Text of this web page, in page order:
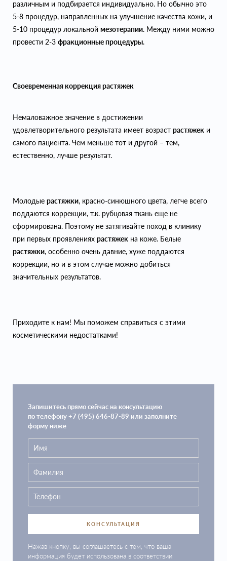
различным и подбирается индивидуально. Но обычно это
5-8 процедур, направленных на улучшение качества кожи, и
5-10 процедур локальной мезотерапии. Между ними можно
провести 2-3 фракционные процедуры.
Своевременная коррекция растяжек
Немаловажное значение в достижении
удовлетворительного результата имеет возраст растяжек и
самого пациента. Чем меньше тот и другой – тем,
естественно, лучше результат.
Молодые растяжки, красно-синюшного цвета, легче всего
поддаются коррекции, т.к. рубцовая ткань еще не
сформирована. Поэтому не затягивайте поход в клинику
при первых проявлениях растяжек на коже. Белые
растяжки, особенно очень давние, хуже поддаются
коррекции, но и в этом случае можно добиться
значительных результатов.
Приходите к нам! Мы поможем справиться с этими
косметическими недостатками!
Запишитесь прямо сейчас на консультацию
по телефону +7 (495) 646-87-89 или заполните
форму ниже
КОНСУЛЬТАЦИЯ
Нажав кнопку, вы соглашаетесь с тем, что ваша
информация будет использована в соответствии